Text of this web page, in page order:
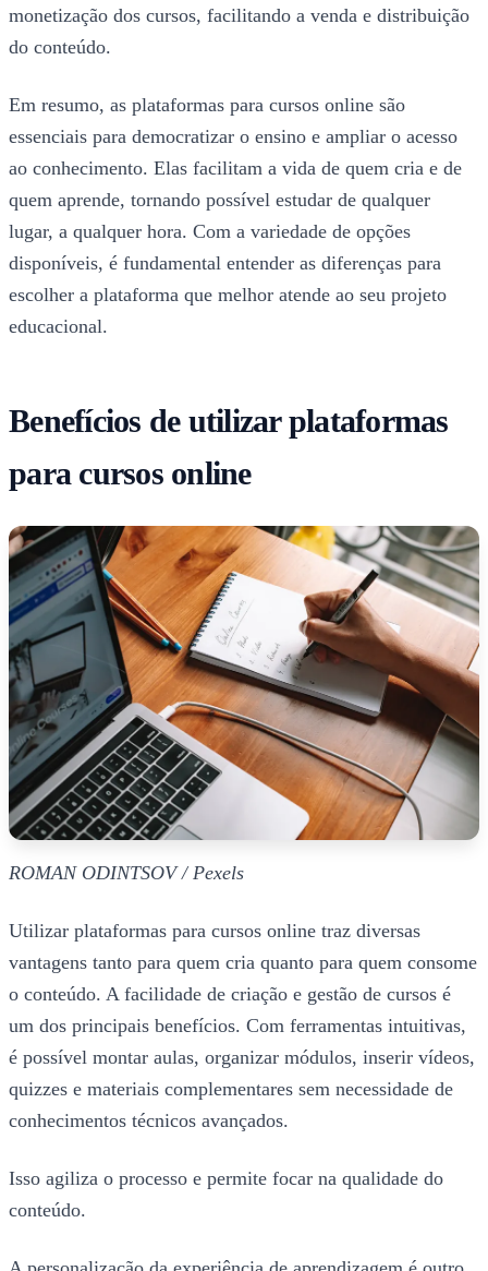
monetização dos cursos, facilitando a venda e distribuição
do conteúdo.
Em resumo, as plataformas para cursos online são
essenciais para democratizar o ensino e ampliar o acesso
ao conhecimento. Elas facilitam a vida de quem cria e de
quem aprende, tornando possível estudar de qualquer
lugar, a qualquer hora. Com a variedade de opções
disponíveis, é fundamental entender as diferenças para
escolher a plataforma que melhor atende ao seu projeto
educacional.
Benefícios de utilizar plataformas
para cursos online
ROMAN ODINTSOV / Pexels
Utilizar plataformas para cursos online traz diversas
vantagens tanto para quem cria quanto para quem consome
o conteúdo. A facilidade de criação e gestão de cursos é
um dos principais benefícios. Com ferramentas intuitivas,
é possível montar aulas, organizar módulos, inserir vídeos,
quizzes e materiais complementares sem necessidade de
conhecimentos técnicos avançados.
Isso agiliza o processo e permite focar na qualidade do
conteúdo.